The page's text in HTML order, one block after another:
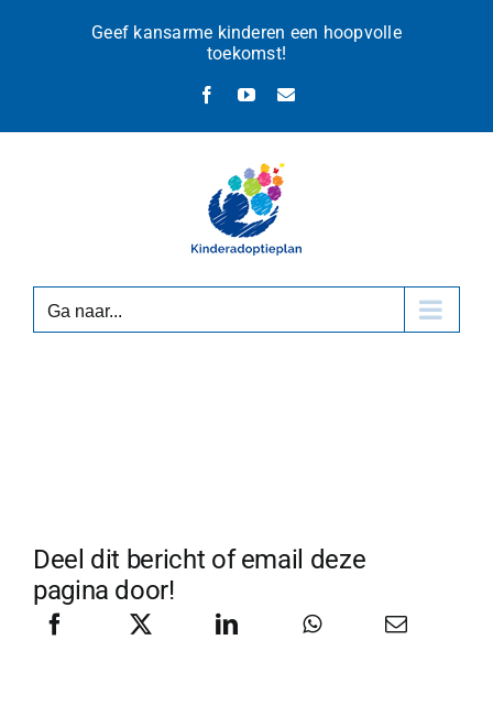
Geef kansarme kinderen een hoopvolle
toekomst!
FacebookYouTube
E-
Ga naar...
Deel dit bericht of email deze
pagina door!